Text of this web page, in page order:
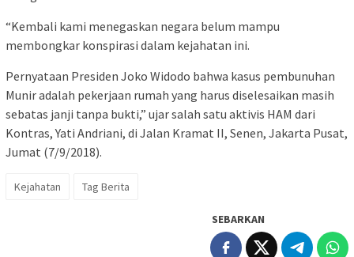
“Kembali kami menegaskan negara belum mampu
membongkar konspirasi dalam kejahatan ini.
Pernyataan Presiden Joko Widodo bahwa kasus pembunuhan
Munir adalah pekerjaan rumah yang harus diselesaikan masih
sebatas janji tanpa bukti,” ujar salah satu aktivis HAM dari
Kontras, Yati Andriani, di Jalan Kramat II, Senen, Jakarta Pusat,
Jumat (7/9/2018).
Kejahatan Tag Berita
SEBARKAN